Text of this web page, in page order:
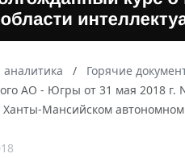
Горячие
АО - Югры от 31 мая 2018 г.
Ханты-Мансийском